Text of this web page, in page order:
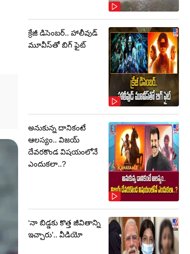
క్రేజీ డిసెంబర్‌.. హాలీవుడ్
మూవీస్‌తో బిగ్ ఫైట్‌
అనుకున్న దానికంటే
ఆలస్యం.. విజయ్
దేవరకొండ విషయంలోనే
ఎందుకలా..?
‘నా బిడ్డకు కొత్త జీవితాన్ని
ఇచ్చారు’.. వీడియో